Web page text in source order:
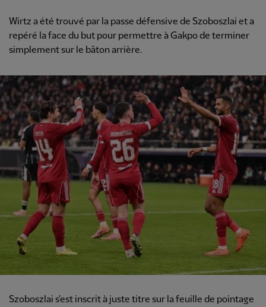
Wirtz a été trouvé par la passe défensive de Szoboszlai et a
repéré la face du but pour permettre à Gakpo de terminer
simplement sur le bâton arrière.
Szoboszlai s'est inscrit à juste titre sur la feuille de pointage